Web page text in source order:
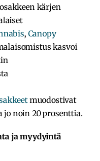
kärjen
, Canopy
kasvoi
muodostivat
noin 20 prosenttia.
ja myydyintä